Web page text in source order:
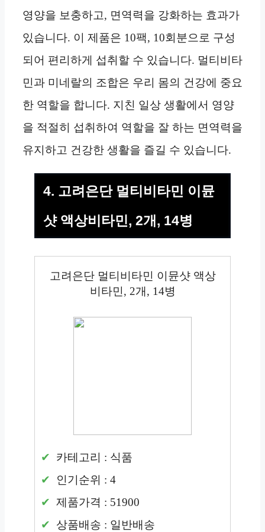
영양을 보충하고, 면역력을 강화하는 효과가
있습니다. 이 제품은 10팩, 10회분으로 구성
되어 편리하게 섭취할 수 있습니다. 멀티비타
민과 미네랄의 조합은 우리 몸의 건강에 중요
한 역할을 합니다. 지친 일상 생활에서 영양
을 적절히 섭취하여 역할을 잘 하는 면역력을
유지하고 건강한 생활을 즐길 수 있습니다.
4. 고려은단 멀티비타민 이뮨
샷 액상비타민, 2개, 14병
고려은단 멀티비타민 이뮨샷 액상
비타민, 2개, 14병
카테고리 : 식품
인기순위 : 4
제품가격 : 51900
상품배송 : 일반배송